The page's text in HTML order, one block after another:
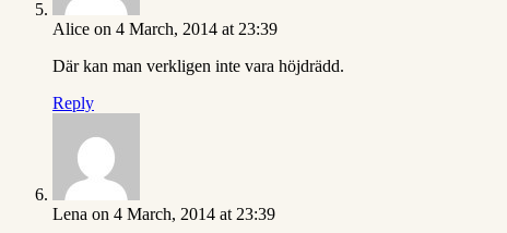
Alice on 4 March, 2014 at 23:39
Där kan man verkligen inte vara höjdrädd.
Reply
Lena on 4 March, 2014 at 23:39